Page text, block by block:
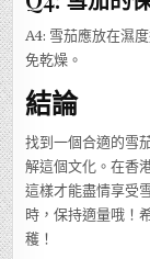
A4: 雪茄應放在濕
免乾燥。
結論
找到一個合適的雪
解這個文化。在香
這樣才能盡情享受
時，保持適量哦！
穫！